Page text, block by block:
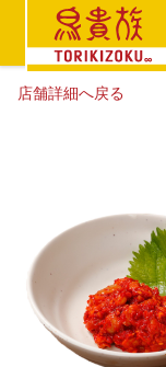
店舗詳細へ戻る